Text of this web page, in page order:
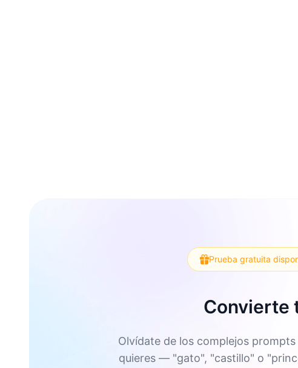
Prueba gratuita
Convierte
Olvídate de los complejos
quieres — "gato", "castillo" o